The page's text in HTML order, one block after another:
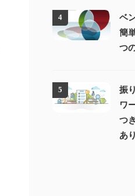
4
ベ
簡
つ
5
振
ワ
つ
あ